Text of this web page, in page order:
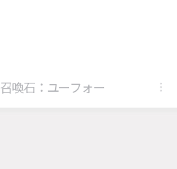
召喚石：ユーフォー